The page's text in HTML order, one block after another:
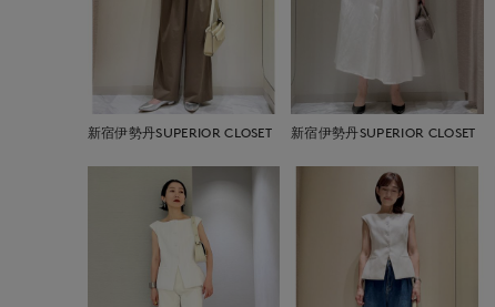
新宿伊勢丹SUPERIOR CLOSET 新宿伊勢丹SUPERIOR CLOSET